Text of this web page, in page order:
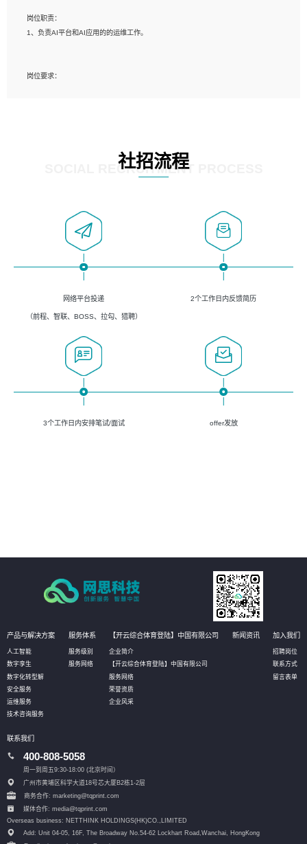
4、熟练使用oracle、mysql进行开发；
5、熟悉流程开发如使用activiti；
岗位职责：
1、负责AI平台和AI应用的的运维工作。
岗位要求：
4、掌握DevOps思想、方法和流程。Jenkins工具使用；
5、掌握常见中间件配置与优化，如mysql、nginx等；
社招流程
SOCIAL RECRUITMENT PROCESS
网络平台投递
（前程、智联、BOSS、拉勾、猎聘）
2个工作日内反馈简历
3个工作日内安排笔试/面试 offer发放
产品与解决方案
人工智能
数字孪生
数字化转型解
安全服务
运维服务
技术咨询服务
服务体系
服务级别
服务网络
【开云综合体育登陆】中国有限公司
企业简介
【开云综合体育登陆】中国有限公司
服务网络
荣誉资质
企业风采
新闻资讯 加入我们
招聘岗位
联系方式
留言表单
联系我们
400-808-5058
周一到周五9:30-18:00 (北京时间）
广州市黄埔区科学大道18号芯大厦B2栋1-2层
商务合作: marketing@tqprint.com
媒体合作: media@tqprint.com
Overseas business: NETTHINK HOLDINGS(HK)CO.,LIMITED
Add: Unit 04-05, 16F, The Broadway No.54-62 Lockhart Road, Wanchai, HongKong